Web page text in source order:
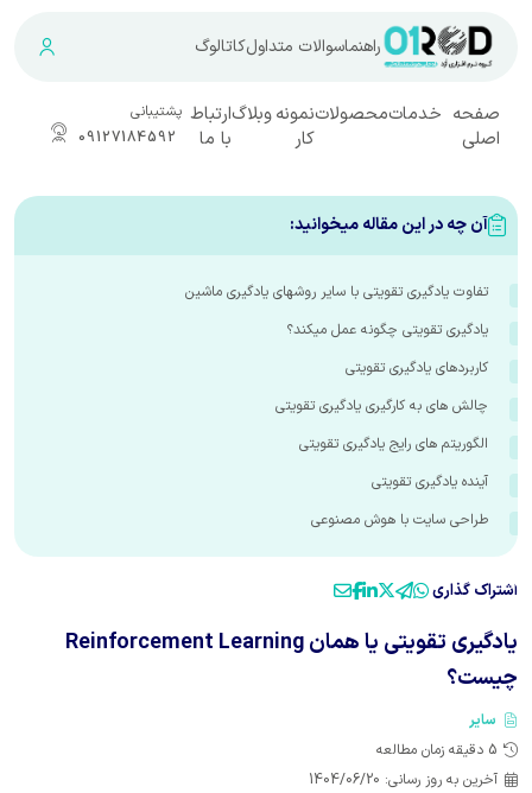
راهنماسوالات متداولکاتالوگ
صفحه
اصلی
خدماتمحصولاتنمونه
کار
وبلاگارتباط
با ما
پشتیبانی
09127184592
آن چه در این مقاله میخوانید:
تفاوت یادگیری تقویتی با سایر روشهای یادگیری ماشین
یادگیری تقویتی چگونه عمل میکند؟
کاربردهای یادگیری تقویتی
چالش های به کارگیری یادگیری تقویتی
الگوریتم های رایج یادگیری تقویتی
آینده یادگیری تقویتی
طراحی سایت با هوش مصنوعی
اشتراک گذاری
یادگیری تقویتی یا همان Reinforcement Learning
چیست؟
سایر
5دقیقه زمان مطالعه
آخرین به روز رسانی: 1404/06/20